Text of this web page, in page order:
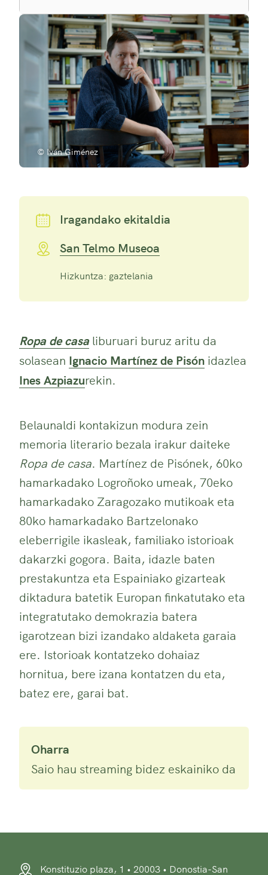
© Iván Giménez
Iragandako ekitaldia
San Telmo Museoa
Hizkuntza: gaztelania
Ropa de casa liburuari buruz aritu da
solasean Ignacio Martínez de Pisón idazlea
Ines Azpiazurekin.
Belaunaldi kontakizun modura zein
memoria literario bezala irakur daiteke
Ropa de casa. Martínez de Pisónek, 60ko
hamarkadako Logroñoko umeak, 70eko
hamarkadako Zaragozako mutikoak eta
80ko hamarkadako Bartzelonako
eleberrigile ikasleak, familiako istorioak
dakarzki gogora. Baita, idazle baten
prestakuntza eta Espainiako gizarteak
diktadura batetik Europan finkatutako eta
integratutako demokrazia batera
igarotzean bizi izandako aldaketa garaia
ere. Istorioak kontatzeko dohaiaz
hornitua, bere izana kontatzen du eta,
batez ere, garai bat.
Oharra
Saio hau streaming bidez eskainiko da
Konstituzio plaza, 1 • 20003 • Donostia-San